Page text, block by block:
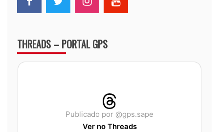
THREADS – PORTAL GPS
Publicado por @gps.sape
Ver no Threads